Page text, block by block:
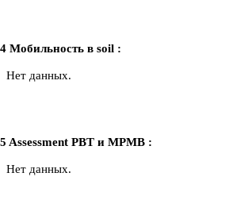
Мобильность в soil :
Нет данных.
Assessment PBT и MPMB :
Нет данных.